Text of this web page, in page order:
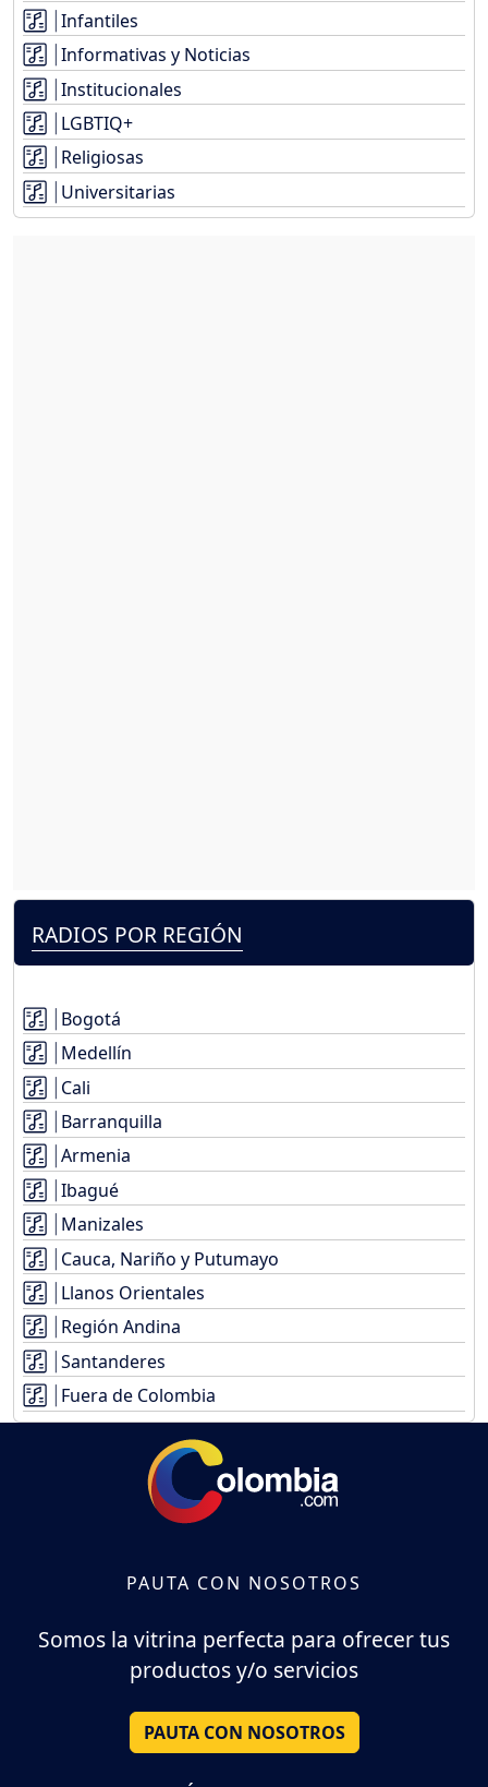
Infantiles
Informativas y Noticias
Institucionales
LGBTIQ+
Religiosas
Universitarias
RADIOS POR REGIÓN
Bogotá
Medellín
Cali
Barranquilla
Armenia
Ibagué
Manizales
Cauca, Nariño y Putumayo
Llanos Orientales
Región Andina
Santanderes
Fuera de Colombia
PAUTA CON NOSOTROS
Somos la vitrina perfecta para ofrecer tus
productos y/o servicios
PAUTA CON NOSOTROS